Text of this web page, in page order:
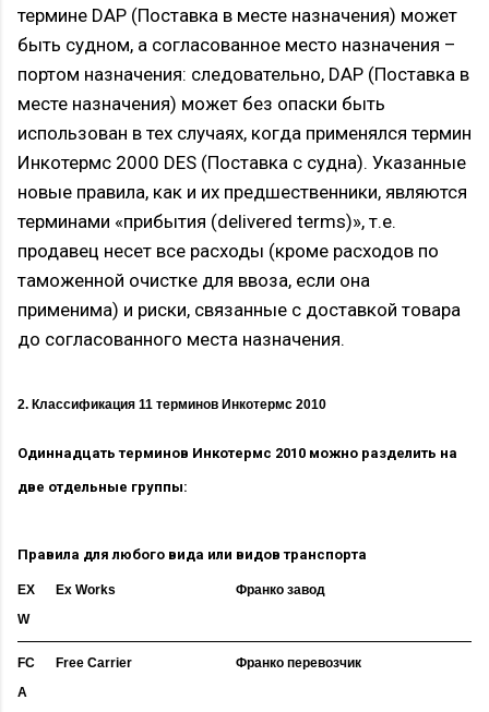
термине DAP (Поставка в месте назначения) может
быть судном, а согласованное место назначения –
портом назначения: следовательно, DAP (Поставка в
месте назначения) может без опаски быть
использован в тех случаях, когда применялся термин
Инкотермс 2000 DES (Поставка с судна). Указанные
новые правила, как и их предшественники, являются
терминами «прибытия (delivered terms)», т.е.
продавец несет все расходы (кроме расходов по
таможенной очистке для ввоза, если она
применима) и риски, связанные с доставкой товара
до согласованного места назначения.
2. Классификация 11 терминов Инкотермс 2010
Одиннадцать терминов Инкотермс 2010 можно разделить на
две отдельные группы:
Правила для любого вида или видов транспорта
EX
W
Ex Works Франко завод
FC
A
Free Carrier Франко перевозчик